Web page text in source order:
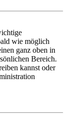
wie möglich
ganz oben in
Bereich.
kannst oder